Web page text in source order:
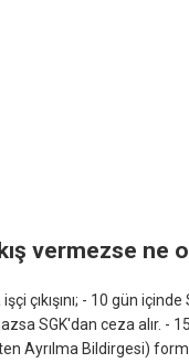
vermezse ne
çıkışını; - 10 gün içinde
SGK'dan ceza alır. -
Ayrılma Bildirgesi)